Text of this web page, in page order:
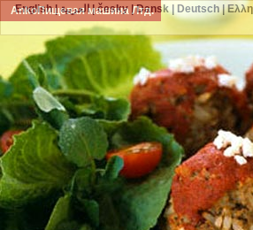
AnkoПищевая машина Лтд.
English|العربية|česky|Dansk| Deutsch|